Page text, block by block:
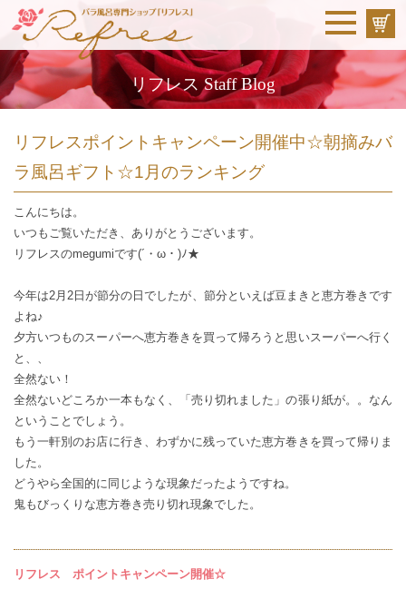
リフレス Staff Blog
リフレスポイントキャンペーン開催中☆朝摘みバ
ラ風呂ギフト☆1月のランキング
こんにちは。
いつもご覧いただき、ありがとうございます。
リフレスのmegumiです(´・ω・)ﾉ★
今年は2月2日が節分の日でしたが、節分といえば豆まきと恵方巻きです
よね♪
夕方いつものスーパーへ恵方巻きを買って帰ろうと思いスーパーへ行く
と、、
全然ない！
全然ないどころか一本もなく、「売り切れました」の張り紙が。。なん
ということでしょう。
もう一軒別のお店に行き、わずかに残っていた恵方巻きを買って帰りま
した。
どうやら全国的に同じような現象だったようですね。
鬼もびっくりな恵方巻き売り切れ現象でした。
リフレス ポイントキャンペーン開催☆